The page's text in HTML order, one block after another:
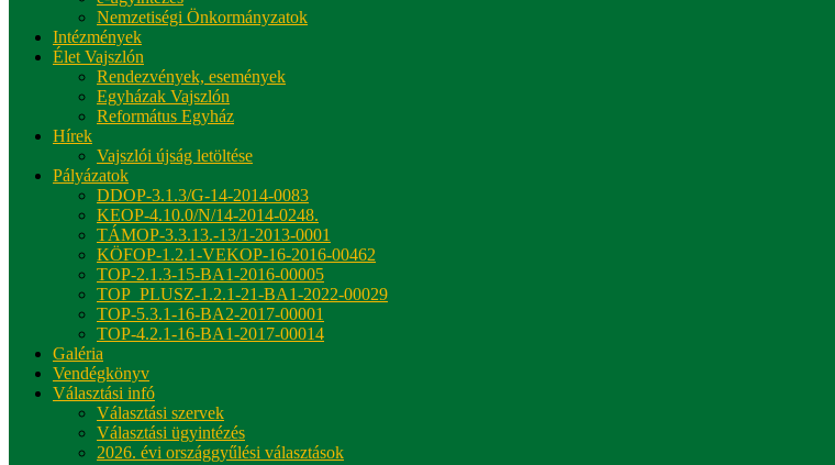
Nemzetiségi Önkormányzatok
Intézmények
Élet Vajszlón
Rendezvények, események
Egyházak Vajszlón
Református Egyház
Hírek
Vajszlói újság letöltése
Pályázatok
DDOP-3.1.3/G-14-2014-0083
KEOP-4.10.0/N/14-2014-0248.
TÁMOP-3.3.13.-13/1-2013-0001
KÖFOP-1.2.1-VEKOP-16-2016-00462
TOP-2.1.3-15-BA1-2016-00005
TOP_PLUSZ-1.2.1-21-BA1-2022-00029
TOP-5.3.1-16-BA2-2017-00001
TOP-4.2.1-16-BA1-2017-00014
Galéria
Vendégkönyv
Választási infó
Választási szervek
Választási ügyintézés
2026. évi országgyűlési választások